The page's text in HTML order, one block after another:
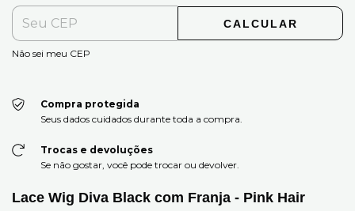
CALCULAR
Não sei meu CEP
Compra protegida
Seus dados cuidados durante toda a compra.
Trocas e devoluções
Se não gostar, você pode trocar ou devolver.
Lace Wig Diva Black com Franja - Pink Hair